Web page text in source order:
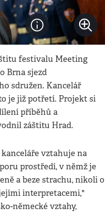
festivalu Meeting
Brna sjezd
sdružen. Kancelář
je již potřetí. Projekt si
příběhů a
záštitu Hrad.
vztahuje na
prostředí, v němž je
a beze strachu, nikoli o
interpretacemi,"
německé vztahy,